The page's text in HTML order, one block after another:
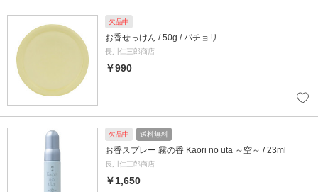
欠品中
お香せっけん / 50g / パチョリ
長川仁三郎商店
￥990
欠品中 送料無料
お香スプレー 霧の香 Kaori no uta ～空～ / 23ml
長川仁三郎商店
￥1,650